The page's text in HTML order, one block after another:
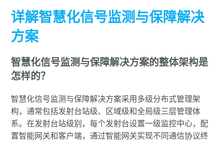
详解智慧化信号监测与保障解决
方案
智慧化信号监测与保障解决方案的整体架构是
怎样的？
智慧化信号监测与保障解决方案采用多级分布式管理架
构，通常包括发射台站级、区域级和全局级三层管理体
系。在发射台站级别，每个发射台设置一级监控中心，配
置智能网关和客户端，通过智能网关实现不同通信协议终